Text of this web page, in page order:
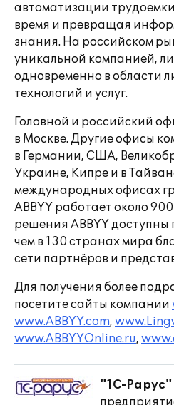
автоматизации
время и превращая
знания. На российском
уникальной компанией,
одновременно в области
технологий и услуг.
Головной и российский
в Москве. Другие офисы
в Германии, США,
Украине, Кипре и в
международных офисах
ABBYY работает около
решения ABBYY доступны
чем в 130 странах мира
сети партнёров и
Для получения более
посетите сайты компании
www.ABBYY.com,
www.ABBYYOnline.ru,
"1С-Рарус"